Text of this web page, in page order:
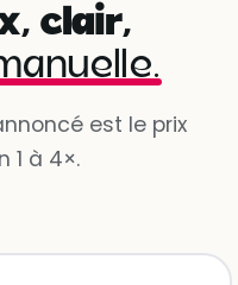
clair,
est le prix
1 à 4×.